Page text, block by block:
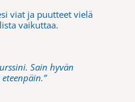
viat ja puutteet vielä
vaikuttaa.
Sain hyvän